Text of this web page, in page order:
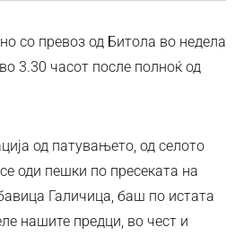
со превоз од Битола во недела
3.30 часот после полноќ од
од патувањето, од селото
оди пешки по пресеката на
Галичица, баш по истата
нашите предци, во чест и